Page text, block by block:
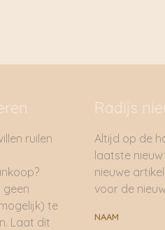
ruilen
geen
te
Laat dit
Radijs
Altijd op de
laatste
nieuwe
voor de
NAAM